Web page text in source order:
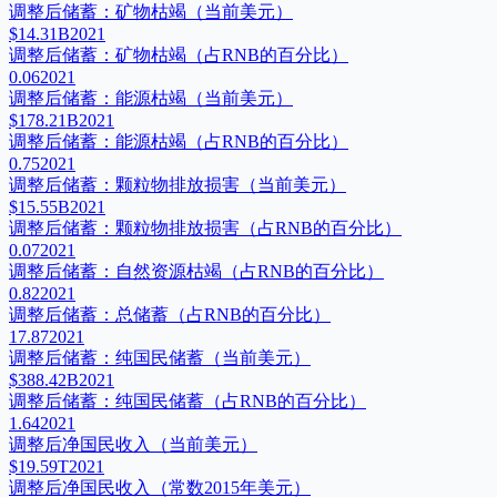
调整后储蓄：矿物枯竭（当前美元）
$14.31B2021
调整后储蓄：矿物枯竭（占RNB的百分比）
0.062021
调整后储蓄：能源枯竭（当前美元）
$178.21B2021
调整后储蓄：能源枯竭（占RNB的百分比）
0.752021
调整后储蓄：颗粒物排放损害（当前美元）
$15.55B2021
调整后储蓄：颗粒物排放损害（占RNB的百分比）
0.072021
调整后储蓄：自然资源枯竭（占RNB的百分比）
0.822021
调整后储蓄：总储蓄（占RNB的百分比）
17.872021
调整后储蓄：纯国民储蓄（当前美元）
$388.42B2021
调整后储蓄：纯国民储蓄（占RNB的百分比）
1.642021
调整后净国民收入（当前美元）
$19.59T2021
调整后净国民收入（常数2015年美元）